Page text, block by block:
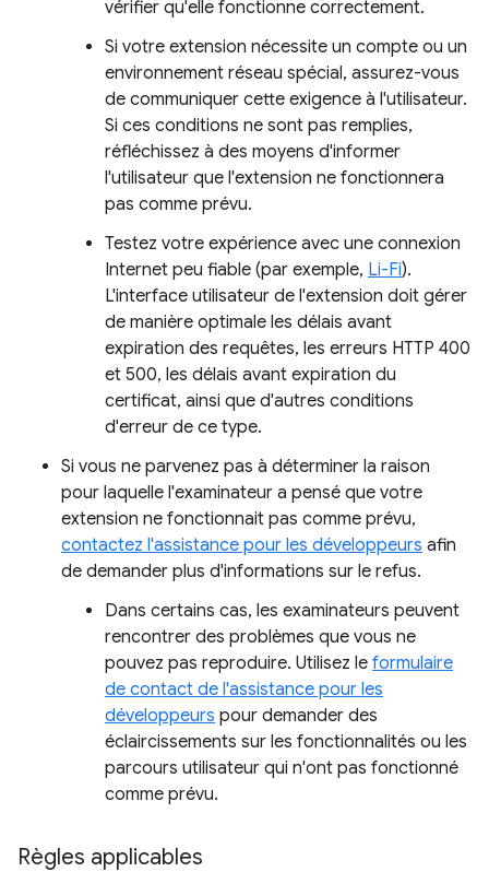
vérifier qu'elle fonctionne correctement.
Si votre extension nécessite un compte ou un
environnement réseau spécial, assurez-vous
de communiquer cette exigence à l'utilisateur.
Si ces conditions ne sont pas remplies,
réfléchissez à des moyens d'informer
l'utilisateur que l'extension ne fonctionnera
pas comme prévu.
Testez votre expérience avec une connexion
Internet peu fiable (par exemple, Li-Fi).
L'interface utilisateur de l'extension doit gérer
de manière optimale les délais avant
expiration des requêtes, les erreurs HTTP 400
et 500, les délais avant expiration du
certificat, ainsi que d'autres conditions
d'erreur de ce type.
Si vous ne parvenez pas à déterminer la raison
pour laquelle l'examinateur a pensé que votre
extension ne fonctionnait pas comme prévu,
contactez l'assistance pour les développeurs afin
de demander plus d'informations sur le refus.
Dans certains cas, les examinateurs peuvent
rencontrer des problèmes que vous ne
pouvez pas reproduire. Utilisez le formulaire
de contact de l'assistance pour les
développeurs pour demander des
éclaircissements sur les fonctionnalités ou les
parcours utilisateur qui n'ont pas fonctionné
comme prévu.
Règles applicables